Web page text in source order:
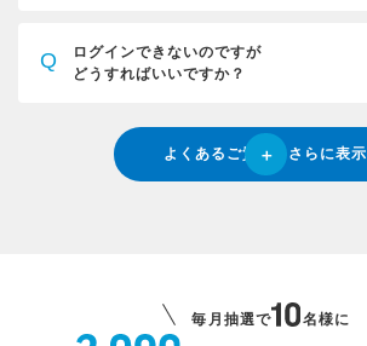
Q
ログインできないのですが
どうすればいいですか？
よくあるご質問をさらに表示
毎月抽選で 名様に